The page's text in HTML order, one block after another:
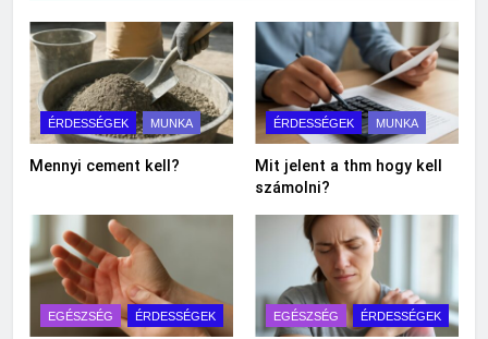
ÉRDESSÉGEK MUNKA
Mennyi cement kell?
ÉRDESSÉGEK MUNKA
Mit jelent a thm hogy kell
számolni?
EGÉSZSÉG ÉRDESSÉGEK EGÉSZSÉG ÉRDESSÉGEK